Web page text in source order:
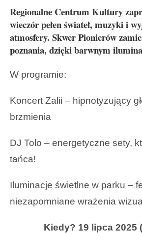
Regionalne Centrum Kultury
wieczór pełen świateł, muzyki i
atmosfery. Skwer Pionierów
poznania, dzięki barwnym
W programie:
Koncert Zalii – hipnotyzujący
brzmienia
DJ Tolo – energetyczne sety,
tańca!
Iluminacje świetlne w parku –
niezapomniane wrażenia
Kiedy? 19 lipca 2025